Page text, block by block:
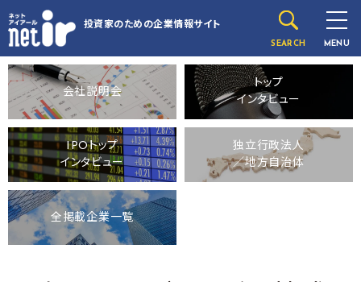
投資家のための企業情報サイト
SEARCH MENU
会社説明会
トップ
インタビュー
IPOトップ
インタビュー
独立行政法人
／地方自治体
全掲載企業一覧